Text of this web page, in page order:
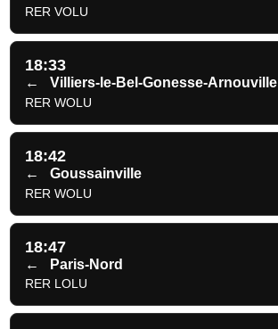
RER VOLU
18:33
← Villiers-le-Bel-Gonesse-Arnouville
RER WOLU
18:42
← Goussainville
RER WOLU
18:47
← Paris-Nord
RER LOLU